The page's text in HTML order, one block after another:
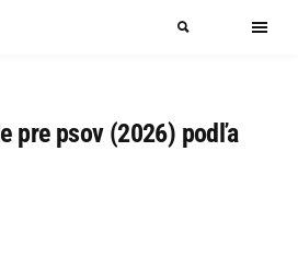
pre psov (2026) podľa